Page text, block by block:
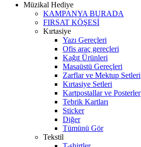
Müzikal Hediye
KAMPANYA BURADA
FIRSAT KÖŞESİ
Kırtasiye
Yazı Gereçleri
Ofis araç gereçleri
Kağıt Ürünleri
Masaüstü Gereçleri
Zarflar ve Mektup Setleri
Kırtasiye Setleri
Kartpostallar ve Posterler
Tebrik Kartları
Sticker
Diğer
Tümünü Gör
Tekstil